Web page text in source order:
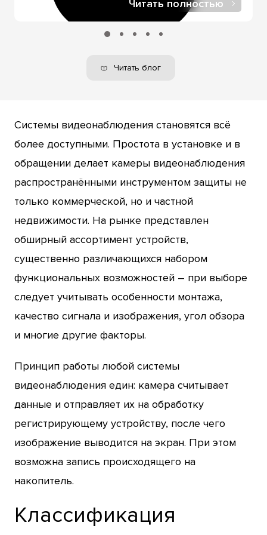
Читать полностью
Читать блог
Системы видеонаблюдения становятся всё
более доступными. Простота в установке и в
обращении делает камеры видеонаблюдения
распространёнными инструментом защиты не
только коммерческой, но и частной
недвижимости. На рынке представлен
обширный ассортимент устройств,
существенно различающихся набором
функциональных возможностей – при выборе
следует учитывать особенности монтажа,
качество сигнала и изображения, угол обзора
и многие другие факторы.
Принцип работы любой системы
видеонаблюдения един: камера считывает
данные и отправляет их на обработку
регистрирующему устройству, после чего
изображение выводится на экран. При этом
возможна запись происходящего на
накопитель.
Классификация